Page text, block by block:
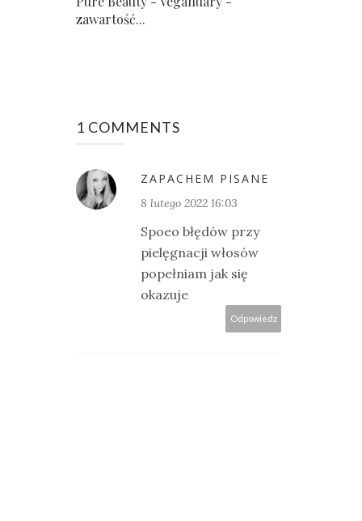
zawartość...
1 COMMENTS
ZAPACHEM PISANE
8 lutego 2022 16:03
Spoeo błędów przy
pielęgnacji włosów
popełniam jak się
okazuje
Odpowiedz